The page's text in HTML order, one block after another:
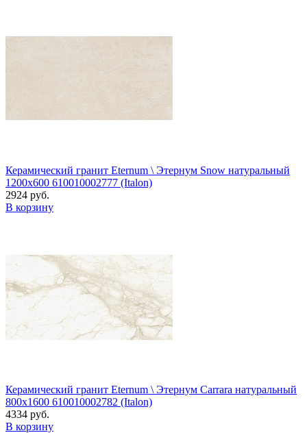
Керамический гранит Eternum \ Этернум Snow натуральный
1200x600 610010002777 (Italon)
2924 руб.
В корзину
Керамический гранит Eternum \ Этернум Carrara натуральный
800x1600 610010002782 (Italon)
4334 руб.
В корзину